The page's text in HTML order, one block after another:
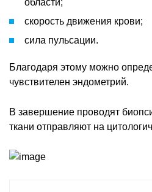
скорость движения крови;
сила пульсации.
Благодаря этому можно
чувствителен эндометрий.
В завершение проводят
ткани отправляют на